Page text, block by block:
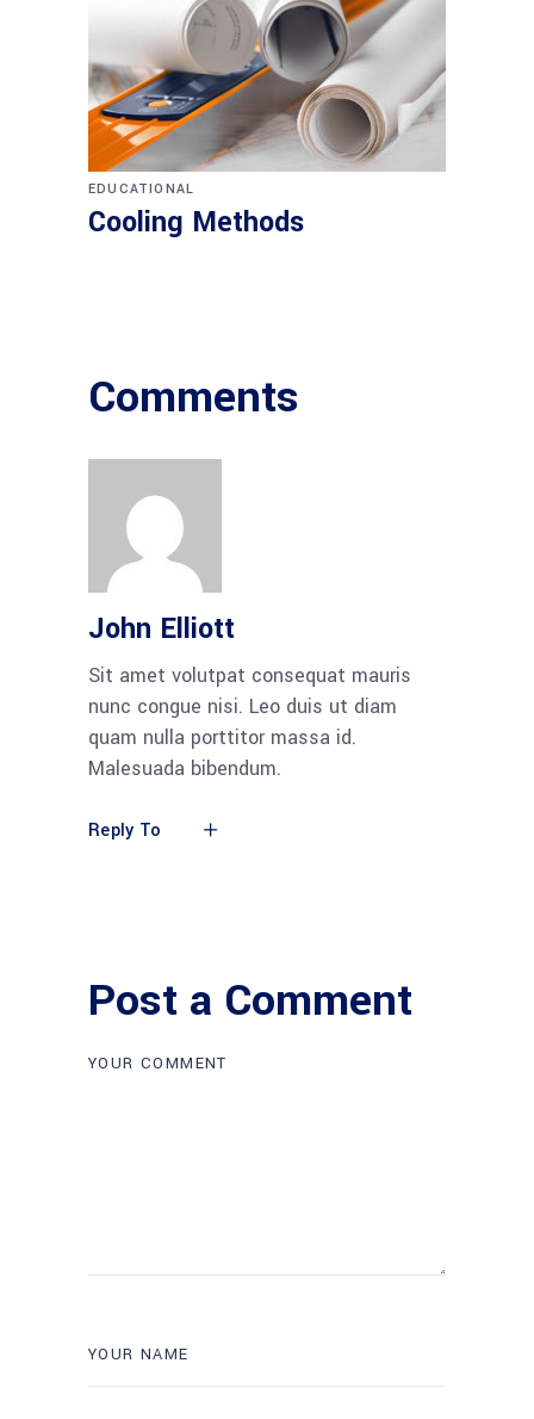
EDUCATIONAL
Cooling Methods
Comments
John Elliott
Sit amet volutpat consequat mauris
nunc congue nisi. Leo duis ut diam
quam nulla porttitor massa id.
Malesuada bibendum.
Reply To
Post a Comment